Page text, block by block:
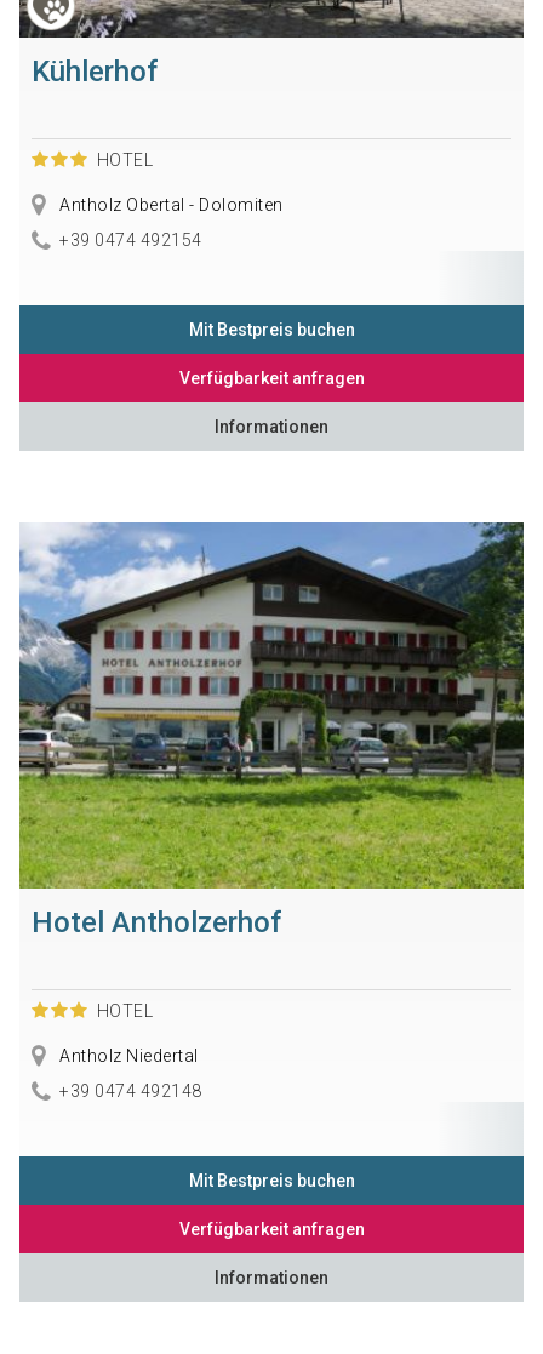
Kühlerhof
HOTEL
Antholz Obertal - Dolomiten
+39 0474 492154
Mit Bestpreis buchen
Verfügbarkeit anfragen
Informationen
Hotel Antholzerhof
HOTEL
Antholz Niedertal
+39 0474 492148
Mit Bestpreis buchen
Verfügbarkeit anfragen
Informationen